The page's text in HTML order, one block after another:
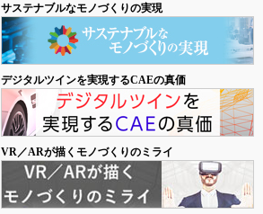
サステナブルなモノづくりの実現
デジタルツインを実現するCAEの真価
VR／ARが描くモノづくりのミライ